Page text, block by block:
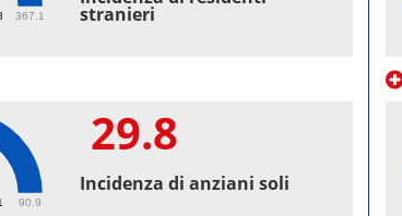
367.1 stranieri
90.9
29.8
Incidenza di anziani soli